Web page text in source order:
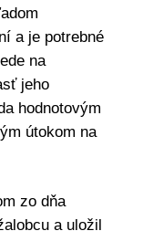
a je potrebné
na
jeho
hodnotovým
útokom na
zo dňa
a uložil